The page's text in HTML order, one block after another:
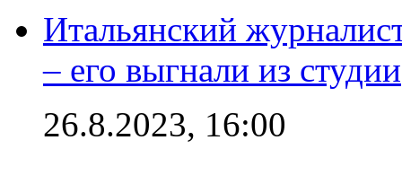
Итальянский
– его выгнали из студии
26.8.2023, 16:00